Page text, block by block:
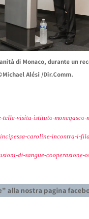
di Monaco, durante un
Alési /Dir.Comm.
visita-istituto-monegasco-
caroline-incontra-i-
di-sangue-cooperazione-
alla nostra pagina